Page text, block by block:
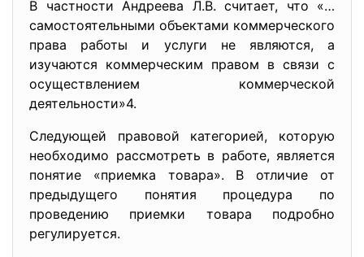
В частности Андреева Л.В. считает, что «…
самостоятельными объектами коммерческого
права работы и услуги не являются, а
изучаются коммерческим правом в связи с
осуществлением коммерческой
деятельности»4.
Следующей правовой категорией, которую
необходимо рассмотреть в работе, является
понятие «приемка товара». В отличие от
предыдущего понятия процедура по
проведению приемки товара подробно
регулируется.